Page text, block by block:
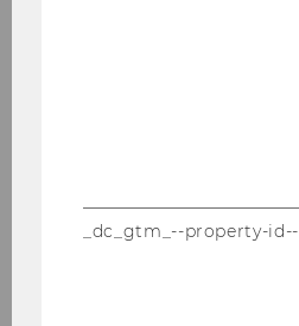
_dc_gtm_--property-id--